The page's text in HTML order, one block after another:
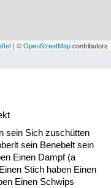
Reden
und Alltag
| ©OpenStreetMapcontributors
sein Sich zuschütten
sein Benebelt sein
Einen Dampf (a
Stich haben Einen
Einen Schwips